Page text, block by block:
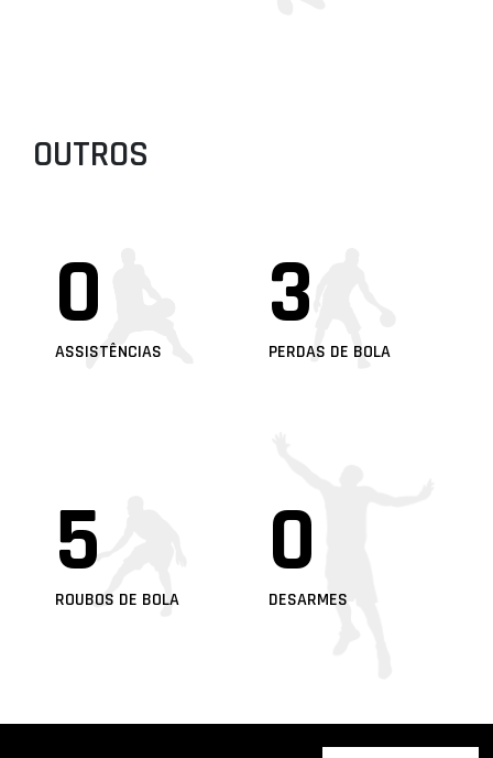
OUTROS
0
ASSISTÊNCIAS
3
PERDAS DE BOLA
5
ROUBOS DE BOLA
0
DESARMES